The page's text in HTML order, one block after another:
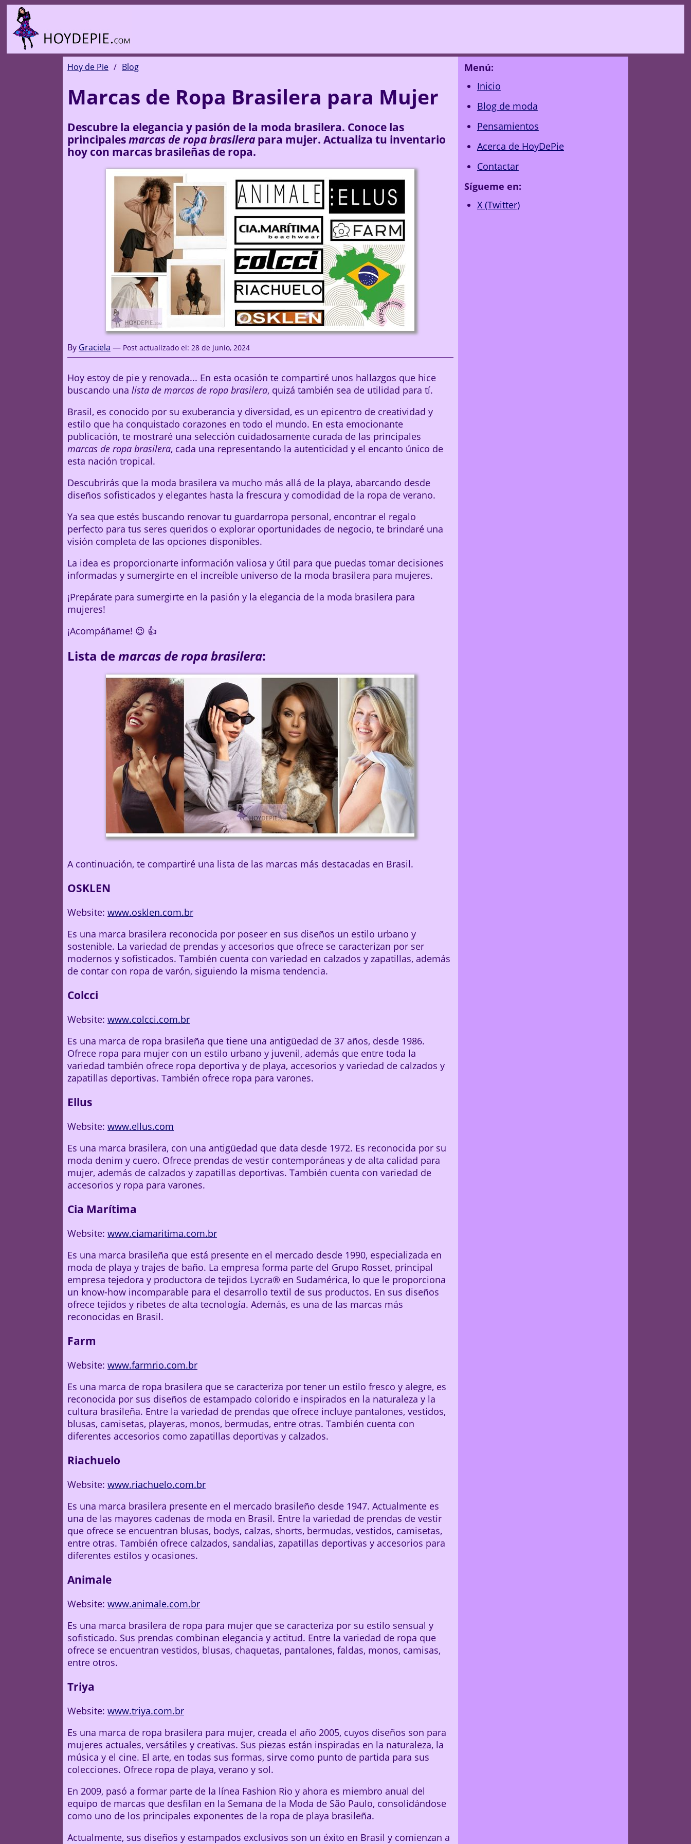
Hoy de Pie Blog
Marcas de Ropa Brasilera para Mujer
Descubre la elegancia y pasión de la moda brasilera. Conoce las
principalesmarcas de ropa brasilera para mujer. Actualiza tu inventario
hoy con marcas brasileñas de ropa.
By Graciela — Post actualizado el: 28 de junio, 2024
Hoy estoy de pie y renovada... En esta ocasión te compartiré unos hallazgos que hice
buscando una lista de marcas de ropa brasilera, quizá también sea de utilidad para tí.
Brasil, es conocido por su exuberancia y diversidad, es un epicentro de creatividad y
estilo que ha conquistado corazones en todo el mundo. En esta emocionante
publicación, te mostraré una selección cuidadosamente curada de las principales
marcas de ropa brasilera, cada una representando la autenticidad y el encanto único de
esta nación tropical.
Descubrirás que la moda brasilera va mucho más allá de la playa, abarcando desde
diseños sofisticados y elegantes hasta la frescura y comodidad de la ropa de verano.
Ya sea que estés buscando renovar tu guardarropa personal, encontrar el regalo
perfecto para tus seres queridos o explorar oportunidades de negocio, te brindaré una
visión completa de las opciones disponibles.
La idea es proporcionarte información valiosa y útil para que puedas tomar decisiones
informadas y sumergirte en el increíble universo de la moda brasilera para mujeres.
¡Prepárate para sumergirte en la pasión y la elegancia de la moda brasilera para
mujeres!
¡Acompáñame! 😉 👍
Lista demarcas de ropa brasilera:
A continuación, te compartiré una lista de las marcas más destacadas en Brasil.
OSKLEN
Website: www.osklen.com.br
Es una marca brasilera reconocida por poseer en sus diseños un estilo urbano y
sostenible. La variedad de prendas y accesorios que ofrece se caracterizan por ser
modernos y sofisticados. También cuenta con variedad en calzados y zapatillas, además
de contar con ropa de varón, siguiendo la misma tendencia.
Colcci
Website: www.colcci.com.br
Es una marca de ropa brasileña que tiene una antigüedad de 37 años, desde 1986.
Ofrece ropa para mujer con un estilo urbano y juvenil, además que entre toda la
variedad también ofrece ropa deportiva y de playa, accesorios y variedad de calzados y
zapatillas deportivas. También ofrece ropa para varones.
Ellus
Website: www.ellus.com
Es una marca brasilera, con una antigüedad que data desde 1972. Es reconocida por su
moda denim y cuero. Ofrece prendas de vestir contemporáneas y de alta calidad para
mujer, además de calzados y zapatillas deportivas. También cuenta con variedad de
accesorios y ropa para varones.
Cia Marítima
Website: www.ciamaritima.com.br
Es una marca brasileña que está presente en el mercado desde 1990, especializada en
moda de playa y trajes de baño. La empresa forma parte del Grupo Rosset, principal
empresa tejedora y productora de tejidos Lycra® en Sudamérica, lo que le proporciona
un know-how incomparable para el desarrollo textil de sus productos. En sus diseños
ofrece tejidos y ribetes de alta tecnología. Además, es una de las marcas más
reconocidas en Brasil.
Farm
Website: www.farmrio.com.br
Es una marca de ropa brasilera que se caracteriza por tener un estilo fresco y alegre, es
reconocida por sus diseños de estampado colorido e inspirados en la naturaleza y la
cultura brasileña. Entre la variedad de prendas que ofrece incluye pantalones, vestidos,
blusas, camisetas, playeras, monos, bermudas, entre otras. También cuenta con
diferentes accesorios como zapatillas deportivas y calzados.
Riachuelo
Website: www.riachuelo.com.br
Es una marca brasilera presente en el mercado brasileño desde 1947. Actualmente es
una de las mayores cadenas de moda en Brasil. Entre la variedad de prendas de vestir
que ofrece se encuentran blusas, bodys, calzas, shorts, bermudas, vestidos, camisetas,
entre otras. También ofrece calzados, sandalias, zapatillas deportivas y accesorios para
diferentes estilos y ocasiones.
Animale
Website: www.animale.com.br
Es una marca brasilera de ropa para mujer que se caracteriza por su estilo sensual y
sofisticado. Sus prendas combinan elegancia y actitud. Entre la variedad de ropa que
ofrece se encuentran vestidos, blusas, chaquetas, pantalones, faldas, monos, camisas,
entre otros.
Triya
Website: www.triya.com.br
Es una marca de ropa brasilera para mujer, creada el año 2005, cuyos diseños son para
mujeres actuales, versátiles y creativas. Sus piezas están inspiradas en la naturaleza, la
música y el cine. El arte, en todas sus formas, sirve como punto de partida para sus
colecciones. Ofrece ropa de playa, verano y sol.
En 2009, pasó a formar parte de la línea Fashion Rio y ahora es miembro anual del
equipo de marcas que desfilan en la Semana de la Moda de São Paulo, consolidándose
como uno de los principales exponentes de la ropa de playa brasileña.
Actualmente, sus diseños y estampados exclusivos son un éxito en Brasil y comienzan a
Menú:
Inicio
Blog de moda
Pensamientos
Acerca de HoyDePie
Contactar
Sígueme en:
X (Twitter)